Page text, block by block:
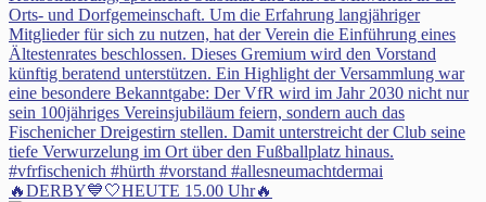
🔥DERBY💙🤍HEUTE 15.00 Uhr🔥